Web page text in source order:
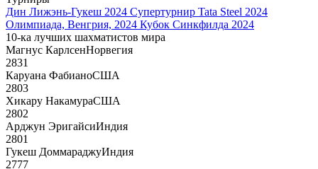
Дин Лижэнь-Гукеш 2024 Супертурнир Tata Steel 2024
Олимпиада, Венгрия, 2024 Кубок Синкфилда 2024
10-ка лучших шахматистов мира
Магнус КарлсенНорвегия
2831
Каруана ФабианоСША
2803
Хикару НакамураСША
2802
Арджун ЭригайсиИндия
2801
Гукеш ДоммараджуИндия
2777